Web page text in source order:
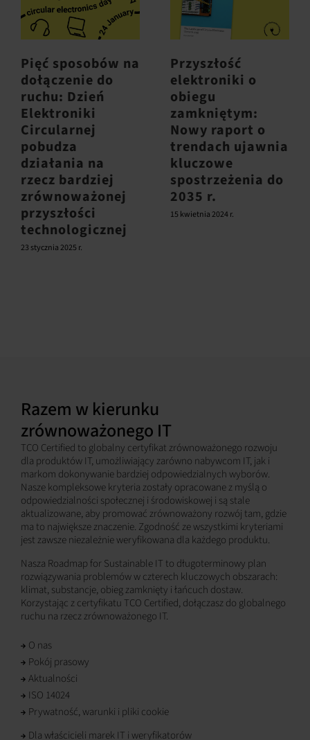
Pięć sposobów na
dołączenie do
ruchu: Dzień
Elektroniki
Circularnej
pobudza
działania na
rzecz bardziej
zrównoważonej
przyszłości
technologicznej
23 stycznia 2025 r.
Przyszłość
elektroniki o
obiegu
zamkniętym:
Nowy raport o
trendach ujawnia
kluczowe
spostrzeżenia do
2035 r.
15 kwietnia 2024 r.
Razem w kierunku
zrównoważonego IT
TCO Certified to globalny certyfikat zrównoważonego rozwoju
dla produktów IT, umożliwiający zarówno nabywcom IT, jak i
markom dokonywanie bardziej odpowiedzialnych wyborów.
Nasze kompleksowe kryteria zostały opracowane z myślą o
odpowiedzialności społecznej i środowiskowej i są stale
aktualizowane, aby promować zrównoważony rozwój tam, gdzie
ma to największe znaczenie. Zgodność ze wszystkimi kryteriami
jest zawsze niezależnie weryfikowana dla każdego produktu.
Nasza Roadmap for Sustainable IT to długoterminowy plan
rozwiązywania problemów w czterech kluczowych obszarach:
klimat, substancje, obieg zamknięty i łańcuch dostaw.
Korzystając z certyfikatu TCO Certified, dołączasz do globalnego
ruchu na rzecz zrównoważonego IT.
O nas
Pokój prasowy
Aktualności
ISO 14024
Prywatność, warunki i pliki cookie
Dla właścicieli marek IT i weryfikatorów